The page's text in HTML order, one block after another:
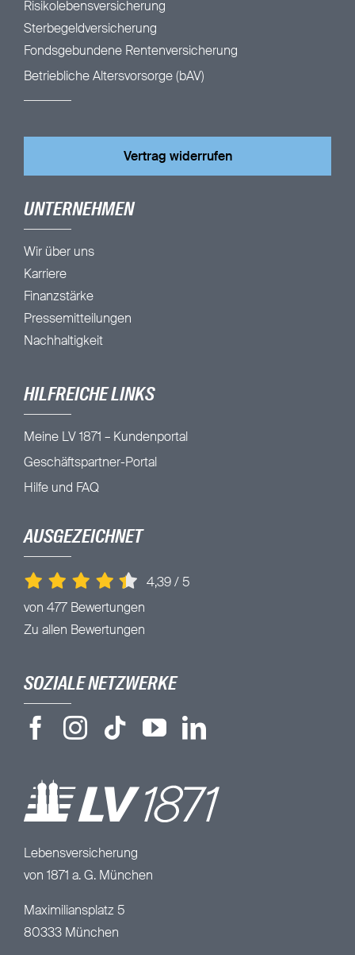
Risikolebensversicherung
Sterbegeldversicherung
Fondsgebundene Rentenversicherung
Betriebliche Altersvorsorge (bAV)
Vertrag widerrufen
UNTERNEHMEN
Wir über uns
Karriere
Finanzstärke
Pressemitteilungen
Nachhaltigkeit
HILFREICHE LINKS
Meine LV 1871 – Kundenportal
Geschäftspartner-Portal
Hilfe und FAQ
AUSGEZEICHNET
4,39/ 5
von 477 Bewertungen
Zu allen Bewertungen
SOZIALE NETZWERKE
Lebensversicherung
von 1871 a. G. München
Maximiliansplatz 5
80333 München